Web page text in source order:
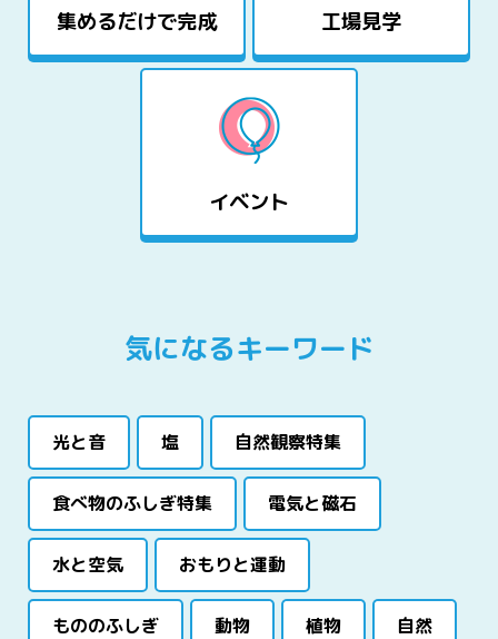
集めるだけで完成 工場見学
イベント
気になるキーワード
光と音 塩 自然観察特集
食べ物のふしぎ特集 電気と磁石
水と空気 おもりと運動
もののふしぎ 動物 植物 自然